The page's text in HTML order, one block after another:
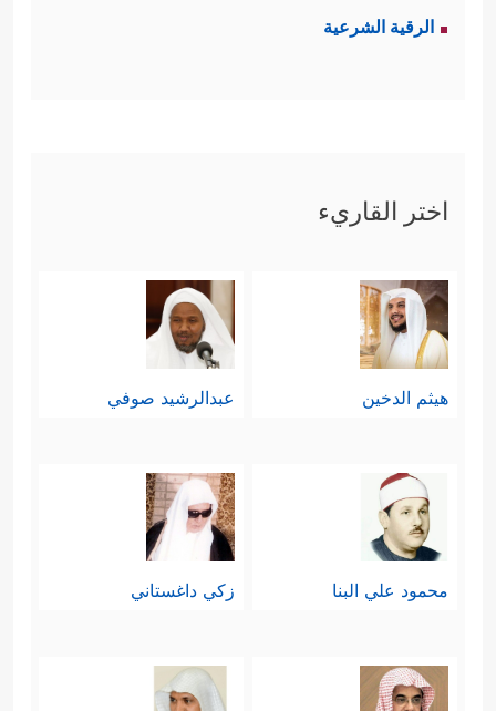
الرقية الشرعية
اختر القاريء
هيثم الدخين عبدالرشيد صوفي
محمود علي البنا زكي داغستاني